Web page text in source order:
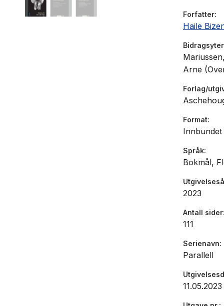
Boka er
og hør
(...)
lite og
nærmere -
«(...) en
(...)
humor.»
Forfatter
Haile
Bidragsyter
Arne
Forlag/
Format
Innbundet
Språk
Bokmål,
2023
Antall sider
111
Serienavn
Parallell
11.05.2023